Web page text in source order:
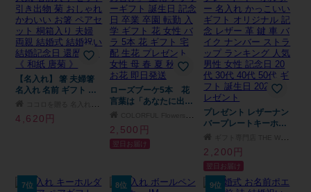
の日 誕生日 世界に一
つ オーダーメイド ペ
ア オンリーワン おそ
ろい 記念品 複数購入
可 結婚祝い 出産祝い
サプライズ 親子 兄弟
姉妹 ファミリー
【名入れ】 箸 夫婦箸
名入れ 名前 ギフト ペ
前入り セット 引き出
物 菊 おしゃれ かわい
4,620円
ローズブーケ5本 花
言葉は「あなたに出会
花 フラワーギフト 誕
生日 記念日 卒業 卒園
転勤 入学 ギフト 花 女
女性 母 春 夏 秋 冬 お
花 即日発送
2,500円
翌日お届け
プレゼント レザーナン
バープレートキーホル
キーホルダー 名入れ
かっこいい ギフト オ
リジナル 記念 レザー
革 鍵 車 バイク ナンバ
ー ストラップ ランキ
2,200円
翌日お届け
7位 8位 9位